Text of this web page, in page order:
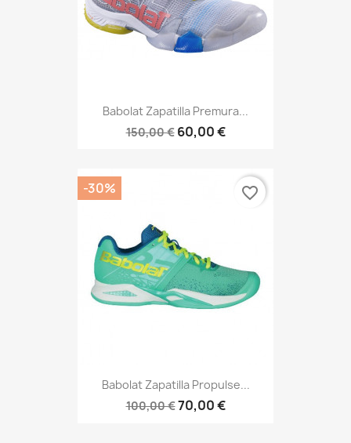
Babolat Zapatilla Premura...
150,00 € 60,00 €
Babolat Zapatilla Propulse...
100,00 €70,00 €
-30% favorite_border